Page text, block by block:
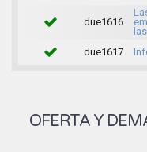
due1616
due1617
OFERTA Y